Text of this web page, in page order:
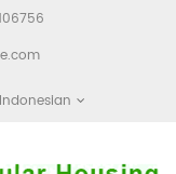
Indonesian